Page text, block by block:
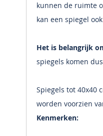
kunnen de ruimte
kan een spiegel
Het is belangrijk
spiegels komen
Spiegels tot 40x40
worden voorzien
Kenmerken: